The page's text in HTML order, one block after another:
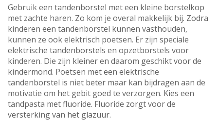
Gebruik een tandenborstel met een kleine borstelkop
met zachte haren. Zo kom je overal makkelijk bij. Zodra
kinderen een tandenborstel kunnen vasthouden,
kunnen ze ook elektrisch poetsen. Er zijn speciale
elektrische tandenborstels en opzetborstels voor
kinderen. Die zijn kleiner en daarom geschikt voor de
kindermond. Poetsen met een elektrische
tandenborstel is niet beter maar kan bijdragen aan de
motivatie om het gebit goed te verzorgen. Kies een
tandpasta met fluoride. Fluoride zorgt voor de
versterking van het glazuur.